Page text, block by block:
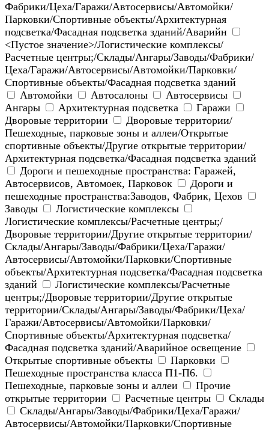
Фабрики/Цеха/Гаражи/Автосервисы/Автомойки/
Парковки/Спортивные объекты/Архитектурная
подсветка/Фасадная подсветка зданий/Аварийн
<Пустое значение>/Логистические комплексы/
Расчетные центры;/Склады/Ангары/Заводы/Фабрики/
Цеха/Гаражи/Автосервисы/Автомойки/Парковки/
Спортивные объекты/Фасадная подсветка зданий
Автомойки
Автосалоны
Автосервисы
Ангары
Архитектурная подсветка
Гаражи
Дворовые территории
Дворовые территории/
Пешеходные, парковые зоны и аллеи/Открытые
спортивные объекты/Другие открытые территории/
Архитектурная подсветка/Фасадная подсветка зданий
Дороги и пешеходные пространства: Гаражей,
Автосервисов, Автомоек, Парковок
Дороги и
пешеходные пространства:Заводов, Фабрик, Цехов
Заводы
Логистические комплексы
Логистические комплексы/Расчетные центры;/
Дворовые территории/Другие открытые территории/
Склады/Ангары/Заводы/Фабрики/Цеха/Гаражи/
Автосервисы/Автомойки/Парковки/Спортивные
объекты/Архитектурная подсветка/Фасадная подсветка
зданий
Логистические комплексы/Расчетные
центры;/Дворовые территории/Другие открытые
территории/Склады/Ангары/Заводы/Фабрики/Цеха/
Гаражи/Автосервисы/Автомойки/Парковки/
Спортивные объекты/Архитектурная подсветка/
Фасадная подсветка зданий/Аварийное освещение
Открытые спортивные объекты
Парковки
Пешеходные пространства класса П1-П6.
Пешеходные, парковые зоны и аллеи
Прочие
открытые территории
Расчетные центры
Склады
Склады/Ангары/Заводы/Фабрики/Цеха/Гаражи/
Автосервисы/Автомойки/Парковки/Спортивные